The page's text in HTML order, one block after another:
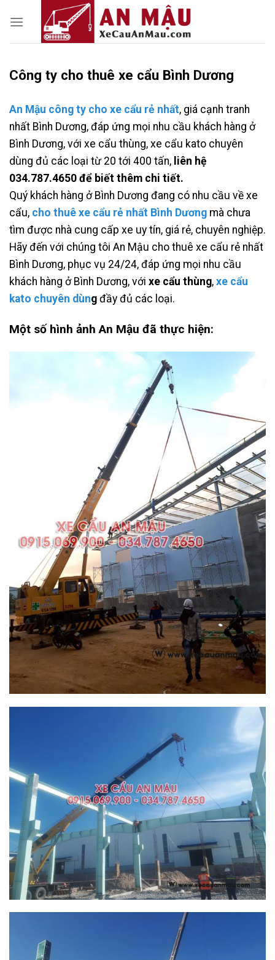
Công ty cho thuê xe cẩu Bình Dương
An Mậu công ty cho xe cẩu rẻ nhất, giá cạnh tranh
nhất Bình Dương, đáp ứng mọi nhu cầu khách hàng ở
Bình Dương, với xe cẩu thùng, xe cẩu kato chuyên
dùng đủ các loại từ 20 tới 400 tấn, liên hệ
034.787.4650 để biết thêm chi tiết.
Quý khách hàng ở Bình Dương đang có nhu cầu về xe
cẩu, cho thuê xe cẩu rẻ nhất Bình Dương mà chưa
tìm được nhà cung cấp xe uy tín, giá rẻ, chuyên nghiệp.
Hãy đến với chúng tôi An Mậu cho thuê xe cẩu rẻ nhất
Bình Dương, phục vụ 24/24, đáp ứng mọi nhu cầu
khách hàng ở Bình Dương, với xe cẩu thùng, xe cẩu
kato chuyên dùng đầy đủ các loại.
Một số hình ảnh An Mậu đã thực hiện: